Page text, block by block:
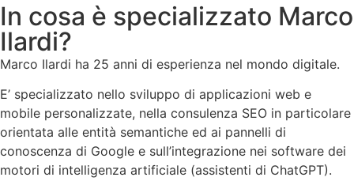
In cosa è specializzato Marco
Ilardi?
Marco Ilardi ha 25 anni di esperienza nel mondo digitale.
E’ specializzato nello sviluppo di applicazioni web e
mobile personalizzate, nella consulenza SEO in particolare
orientata alle entità semantiche ed ai pannelli di
conoscenza di Google e sull’integrazione nei software dei
motori di intelligenza artificiale (assistenti di ChatGPT).